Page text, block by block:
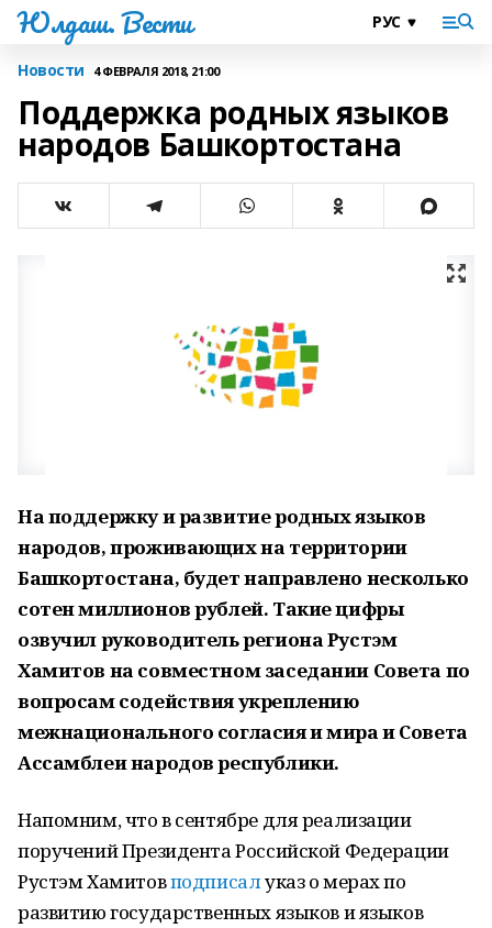
Юлдаш. Вести
Новости 4 ФЕВРАЛЯ 2018, 21:00
Поддержка родных языков
народов Башкортостана
На поддержку и развитие родных языков
народов, проживающих на территории
Башкортостана, будет направлено несколько
сотен миллионов рублей. Такие цифры
озвучил руководитель региона Рустэм
Хамитов на совместном заседании Совета по
вопросам содействия укреплению
межнационального согласия и мира и Совета
Ассамблеи народов республики.
Напомним, что в сентябре для реализации
поручений Президента Российской Федерации
Рустэм Хамитовподписалуказ о мерах по
развитию государственных языков и языков